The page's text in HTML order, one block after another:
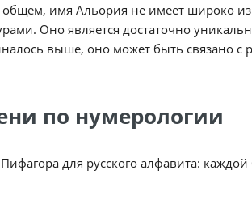
общем, имя Альория не имеет широко
Оно является достаточно
выше, оно может быть связано
по нумерологии
для русского алфавита: